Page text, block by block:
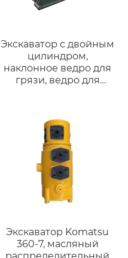
Экскаватор с двойным
цилиндром,
наклонное ведро для
грязи, ведро для
подходит для мини-
машины весом 20
тонн.
Экскаватор Komatsu
360-7, масляный
распределительный